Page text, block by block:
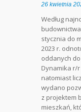
26 kwietnia
Według
stycznia do
2023 r.
oddanych
Dynamika r/r
natomiast
wydano
z projektem
mieszkań,